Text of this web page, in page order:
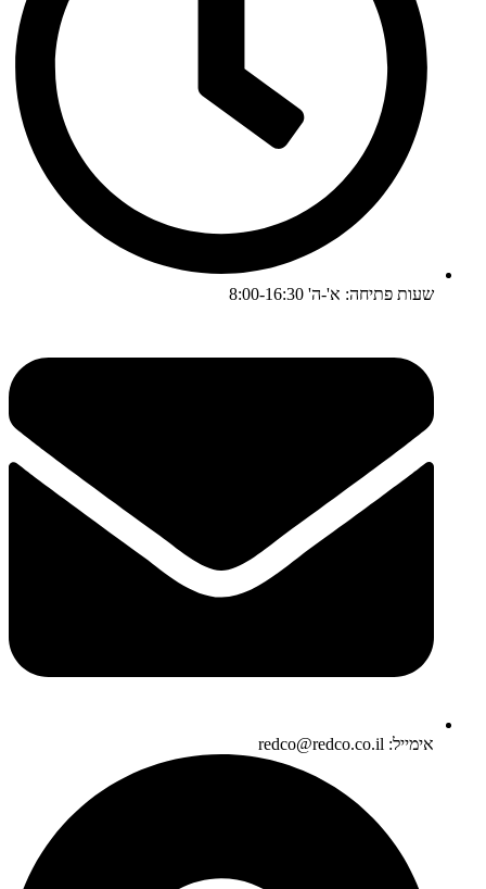
שעות פתיחה: א'-ה' 8:00-16:30
אימייל: redco@redco.co.il